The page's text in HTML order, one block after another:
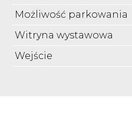
Możliwość parkowania
Witryna wystawowa
Wejście